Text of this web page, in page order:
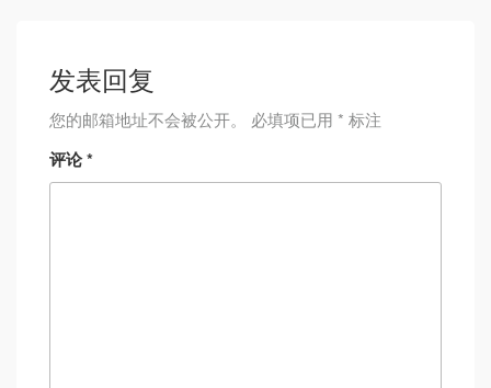
发表回复
您的邮箱地址不会被公开。 必填项已用 * 标注
评论*